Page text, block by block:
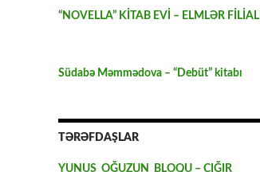
“NOVELLA” KİTAB EVİ – ELMLƏR FİLİALI
Südabə Məmmədova – “Debüt” kitabı
TƏRƏFDAŞLAR
YUNUS OĞUZUN BLOQU – CIĞIR